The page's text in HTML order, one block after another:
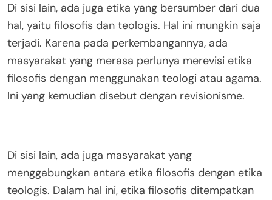
Di sisi lain, ada juga etika yang bersumber dari dua
hal, yaitu filosofis dan teologis. Hal ini mungkin saja
terjadi. Karena pada perkembangannya, ada
masyarakat yang merasa perlunya merevisi etika
filosofis dengan menggunakan teologi atau agama.
Ini yang kemudian disebut dengan revisionisme.
Di sisi lain, ada juga masyarakat yang
menggabungkan antara etika filosofis dengan etika
teologis. Dalam hal ini, etika filosofis ditempatkan